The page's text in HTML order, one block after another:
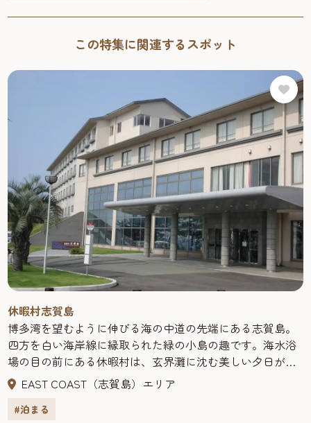
→【福岡市】志賀島を楽しむ特別な体験！1日観光モデル
この特集に関連するスポット
休暇村志賀島
博多湾を望むように伸びる海の中道の先端にある志賀島。
四方を白い海岸線に縁取られた緑の小島の趣です。海水浴
場の目の前にある休暇村は、玄界灘に沈む美しい夕日が自
慢、平成18年にリニューアルオープンしたお部屋は、全室
オーシャンビュー。玄界灘を一望しながら、おくろぎいた
だけます。また、平成17年にオープンした温泉館「金印の
EAST COAST（志賀島）エリア
#泊まる